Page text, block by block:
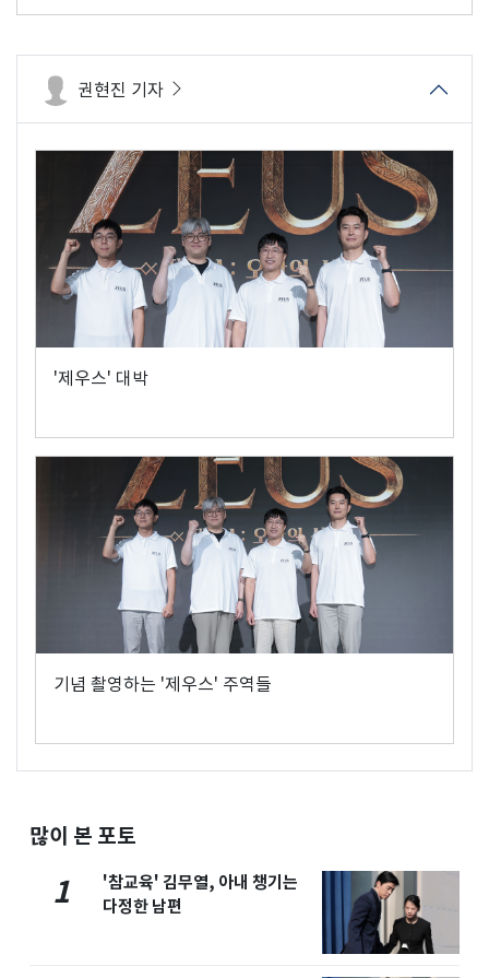
권현진 기자
'제우스' 대박
기념 촬영하는 '제우스' 주역들
많이 본 포토
1
'참교육' 김무열, 아내 챙기는
다정한 남편